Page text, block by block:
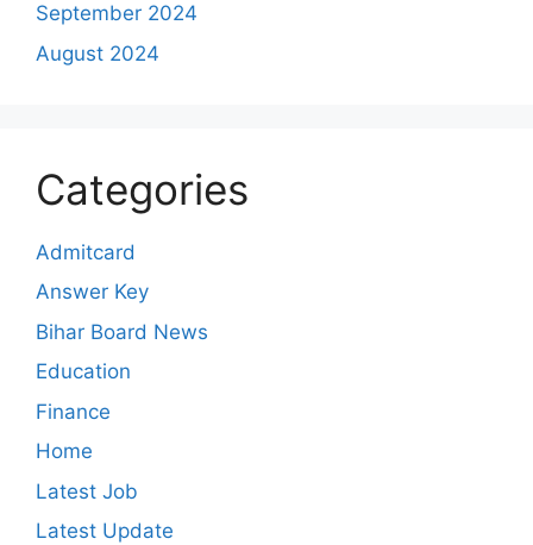
September 2024
August 2024
Categories
Admitcard
Answer Key
Bihar Board News
Education
Finance
Home
Latest Job
Latest Update